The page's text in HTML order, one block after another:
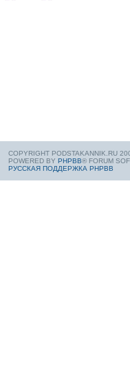
COPYRIGHT PODSTAKANNIK.RU
POWERED BY PHPBB® FORUM
РУССКАЯ ПОДДЕРЖКА PHPBB